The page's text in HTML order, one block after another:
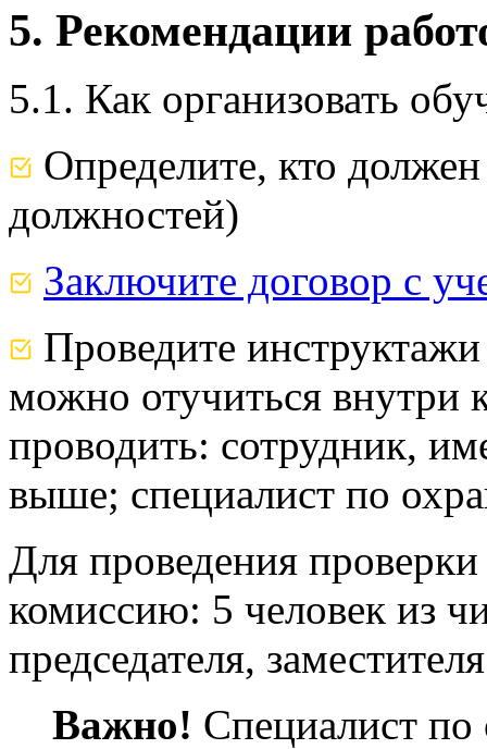
5. Рекомендации
5.1. Как организовать
Определите, кто должен
должностей)
Заключите договор с
Проведите
можно отучиться внутри
проводить: сотрудник,
выше; специалист по
Для проведения
комиссию: 5 человек из
председателя,
Важно! Специалист по